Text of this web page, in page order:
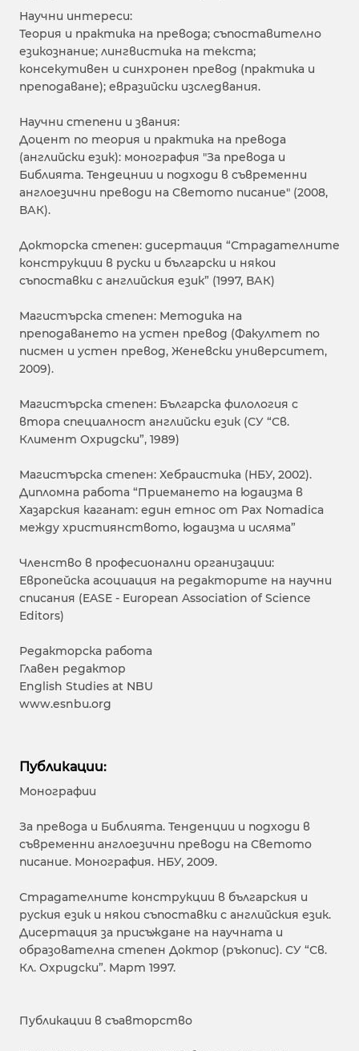
Научни интереси:
Теория и практика на превода; съпоставително
езикознание; лингвистика на текста;
консекутивен и синхронен превод (практика и
преподаване); евразийски изследвания.
Научни степени и звания:
Доцент по теория и практика на превода
(английски език): монография "За превода и
Библията. Тендецнии и подходи в съвременни
англоезични преводи на Светото писание" (2008,
ВАК).
Докторска степен: дисертация “Страдателните
конструкции в руски и български и някои
съпоставки с английския език” (1997, ВАК)
Магистърска степен: Методика на
преподаването на устен превод (Факултет по
писмен и устен превод, Женевски университет,
2009).
Магистърска степен: Българска филология с
втора специалност английски език (СУ “Св.
Климент Охридски”, 1989)
Магистърска степен: Хебраистика (НБУ, 2002).
Дипломна работа “Приемането на юдаизма в
Хазарския каганат: един етнос от Pax Nomadica
между християнството, юдаизма и исляма”
Членство в професионални организации:
Европейска асоциация на редакторите на научни
списания (EASE - European Association of Science
Editors)
Редакторска работа
Главен редактор
English Studies at NBU
www.esnbu.org
Публикации:
Монографии
За превода и Библията. Тенденции и подходи в
съвременни англоезични преводи на Светото
писание. Монография. НБУ, 2009.
Страдателните конструкции в българския и
руския език и някои съпоставки с английския език.
Дисертация за присъждане на научната и
образователна степен Доктор (ръкопис). СУ “Св.
Кл. Охридски”. Март 1997.
Публикации в съавторство